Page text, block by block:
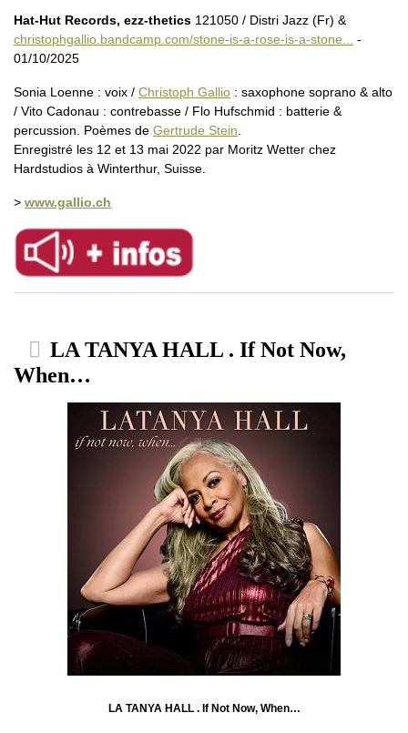
Hat-Hut Records, ezz-thetics 121050 / Distri Jazz (Fr) &
christophgallio.bandcamp.com/stone-is-a-rose-is-a-stone...
-
01/10/2025
Sonia Loenne : voix / Christoph Gallio : saxophone soprano & alto
/ Vito Cadonau : contrebasse / Flo Hufschmid : batterie &
percussion. Poèmes de Gertrude Stein
Enregistré les 12 et 13 mai 2022 par Moritz Wetter chez
Hardstudios à Winterthur, Suisse.
> www.gallio.ch
LA TANYA HALL . If Not Now,
When…
LA TANYA HALL . If Not Now, When…